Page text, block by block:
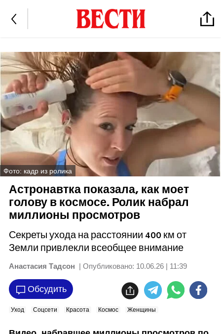
Фото: кадр из ролика
Астронавтка показала, как моет
голову в космосе. Ролик набрал
миллионы просмотров
Секреты ухода на расстоянии 400 км от
Земли привлекли всеобщее внимание
Анастасия Тадсон | Опубликовано: 10.06.26 | 11:39
Обсудить
Уход Соцсети Красота Космос Женщины